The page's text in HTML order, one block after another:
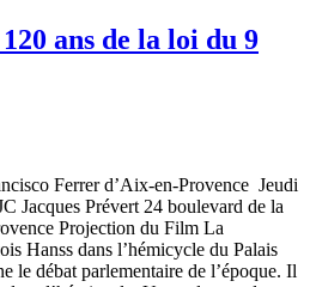
ans de la loi du 9
Ferrer d’Aix-en-Provence Jeudi
Jacques Prévert 24 boulevard de la
Projection du Film La
Hanss dans l’hémicycle du Palais
le débat parlementaire de l’époque. Il